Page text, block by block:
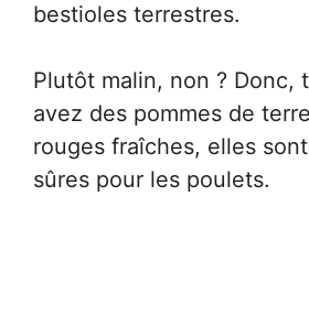
bestioles terrestres.
Plutôt malin, non ? Donc,
avez des pommes de
rouges fraîches, elles
sûres pour les poulets.